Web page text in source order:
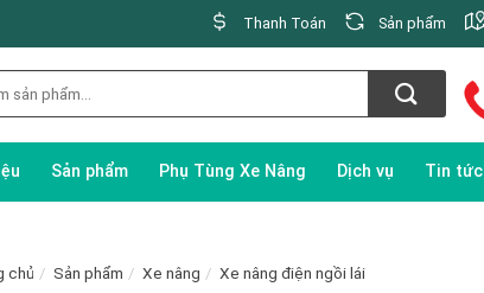
Thanh Toán Sản phẩm
Sản phẩm Phụ Tùng Xe Nâng Dịch vụ Tin tức
chủ / Sản phẩm / Xe nâng / Xe nâng điện ngồi lái